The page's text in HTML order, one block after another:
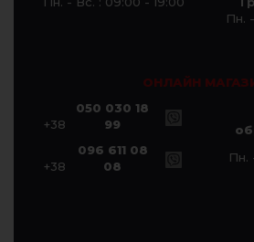
Пн.
ОНЛАЙН
+38
050 030 18
99
+38
096 611 08
08
Пн.